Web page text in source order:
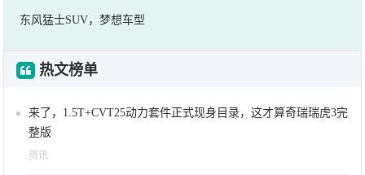
东风猛士SUV，梦想车型
热文榜单
来了，1.5T+CVT25动力套件正式现身目录，这才算奇瑞瑞虎3完
整版
资讯